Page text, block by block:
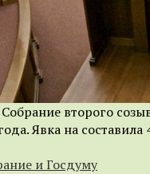
второго
Явка на составила
и Госдуму